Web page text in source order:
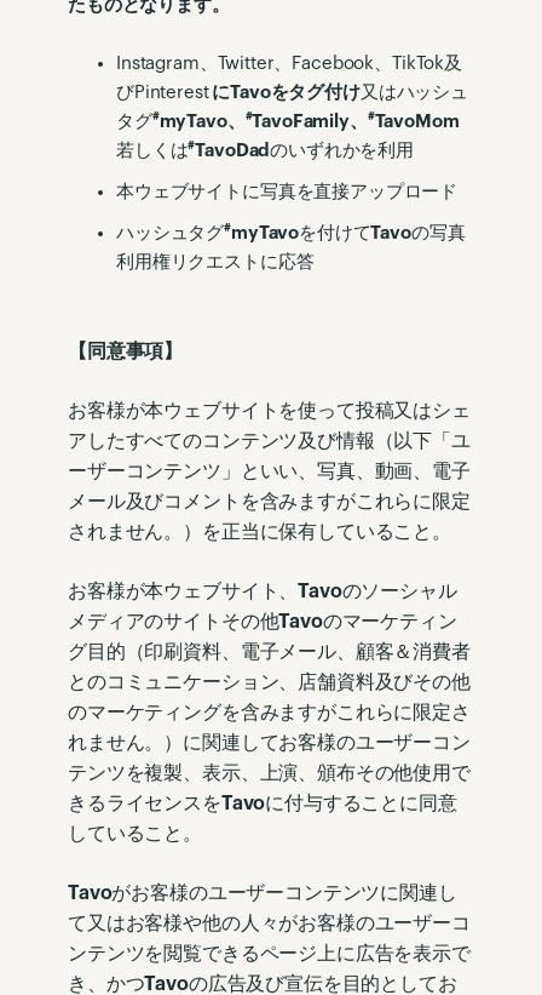
たものとなります。
Instagram、Twitter、Facebook、TikTok及
びPinterest にTavoをタグ付け又はハッシュ
タグ#myTavo、 #TavoFamily、 #TavoMom
若しくは#TavoDadのいずれかを利用
本ウェブサイトに写真を直接アップロード
ハッシュタグ#myTavoを付けてTavoの写真
利用権リクエストに応答
【同意事項】
お客様が本ウェブサイトを使って投稿又はシェ
アしたすべてのコンテンツ及び情報（以下「ユ
ーザーコンテンツ」といい、写真、動画、電子
メール及びコメントを含みますがこれらに限定
されません。）を正当に保有していること。
お客様が本ウェブサイト、Tavoのソーシャル
メディアのサイトその他Tavoのマーケティン
グ目的（印刷資料、電子メール、顧客＆消費者
とのコミュニケーション、店舗資料及びその他
のマーケティングを含みますがこれらに限定さ
れません。）に関連してお客様のユーザーコン
テンツを複製、表示、上演、頒布その他使用で
きるライセンスをTavoに付与することに同意
していること。
Tavoがお客様のユーザーコンテンツに関連し
て又はお客様や他の人々がお客様のユーザーコ
ンテンツを閲覧できるページ上に広告を表示で
き、かつTavoの広告及び宣伝を目的としてお